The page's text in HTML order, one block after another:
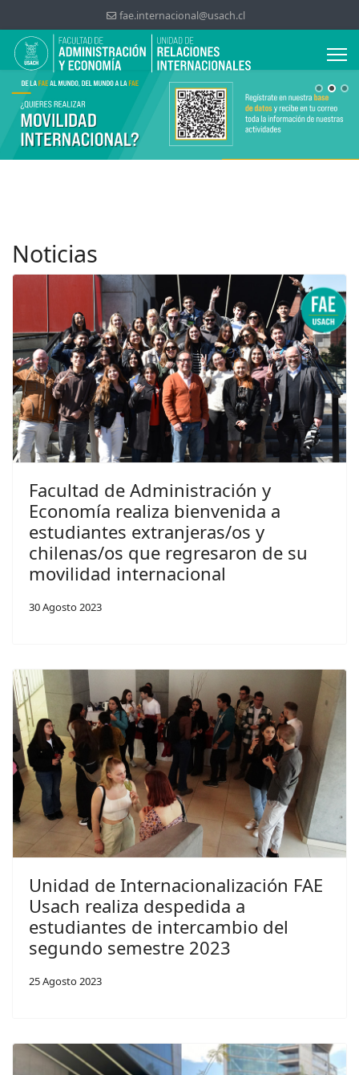
fae.internacional@usach.cl
Noticias
Facultad de Administración y
Economía realiza bienvenida a
estudiantes extranjeras/os y
chilenas/os que regresaron de su
movilidad internacional
30 Agosto 2023
Unidad de Internacionalización FAE
Usach realiza despedida a
estudiantes de intercambio del
segundo semestre 2023
25 Agosto 2023